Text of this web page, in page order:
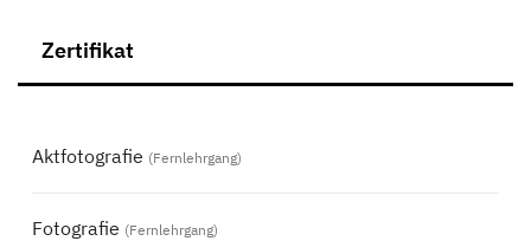
Zertifikat
Aktfotografie (Fernlehrgang)
Fotografie (Fernlehrgang)